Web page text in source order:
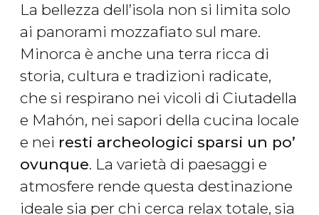
La bellezza dell’isola non si limita solo
ai panorami mozzafiato sul mare.
Minorca è anche una terra ricca di
storia, cultura e tradizioni radicate,
che si respirano nei vicoli di Ciutadella
e Mahón, nei sapori della cucina locale
e nei resti archeologici sparsi un po’
ovunque. La varietà di paesaggi e
atmosfere rende questa destinazione
ideale sia per chi cerca relax totale, sia